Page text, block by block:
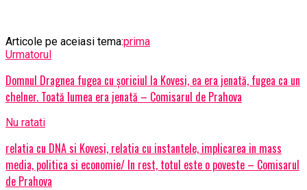
Articole pe aceiasi tema:prima
Urmatorul
Domnul Dragnea fugea cu șoriciul la Kovesi, ea era jenată, fugea ca un
chelner. Toată lumea era jenată – Comisarul de Prahova
Nu ratati
relatia cu DNA si Kovesi, relatia cu instantele, implicarea in mass
media, politica si economie/ In rest, totul este o poveste – Comisarul
de Prahova